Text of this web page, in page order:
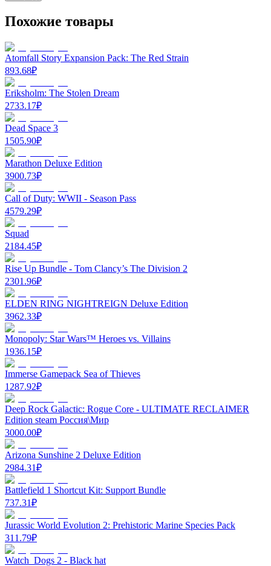
Похожие товары
Atomfall Story Expansion Pack: The Red Strain
893.68₽
Eriksholm: The Stolen Dream
2733.17₽
Dead Space 3
1505.90₽
Marathon Deluxe Edition
3900.73₽
Call of Duty: WWII - Season Pass
4579.29₽
Squad
2184.45₽
Rise Up Bundle - Tom Clancy’s The Division 2
2301.96₽
ELDEN RING NIGHTREIGN Deluxe Edition
3962.33₽
Monopoly: Star Wars™ Heroes vs. Villains
1936.15₽
Immerse Gamepack Sea of Thieves
1287.92₽
Deep Rock Galactic: Rogue Core - ULTIMATE RECLAIMER
Edition steam Россия\Мир
3000.00₽
Arizona Sunshine 2 Deluxe Edition
2984.31₽
Battlefield 1 Shortcut Kit: Support Bundle
737.31₽
Jurassic World Evolution 2: Prehistoric Marine Species Pack
311.79₽
Watch_Dogs 2 - Black hat